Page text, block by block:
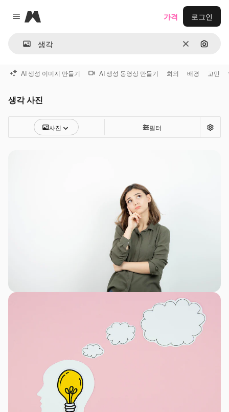
Close menu
Magnific
지우기이미지
가격 로그인
AI 생성 이미지 만들기 AI 생성 동영상 만들기 회의 배경 고민
생각 사진
사진 필터